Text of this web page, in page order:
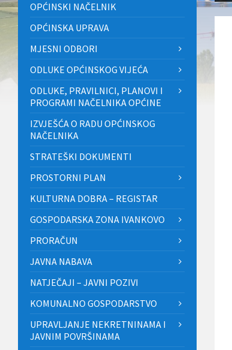
OPĆINSKI NAČELNIK
OPĆINSKA UPRAVA
MJESNI ODBORI
ODLUKE OPĆINSKOG VIJEĆA
ODLUKE, PRAVILNICI, PLANOVI I
PROGRAMI NAČELNIKA OPĆINE
IZVJEŠĆA O RADU OPĆINSKOG
NAČELNIKA
STRATEŠKI DOKUMENTI
PROSTORNI PLAN
KULTURNA DOBRA – REGISTAR
GOSPODARSKA ZONA IVANKOVO
PRORAČUN
JAVNA NABAVA
NATJEČAJI – JAVNI POZIVI
KOMUNALNO GOSPODARSTVO
UPRAVLJANJE NEKRETNINAMA I
JAVNIM POVRŠINAMA